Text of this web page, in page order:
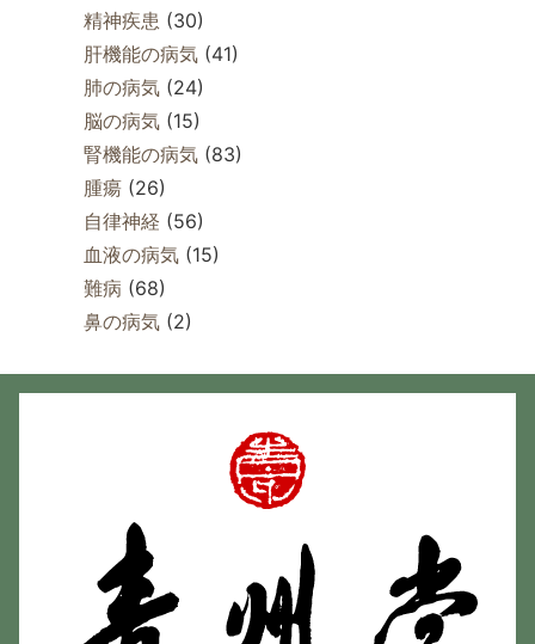
精神疾患 (30)
肝機能の病気 (41)
肺の病気 (24)
脳の病気 (15)
腎機能の病気 (83)
腫瘍 (26)
自律神経 (56)
血液の病気 (15)
難病 (68)
鼻の病気 (2)